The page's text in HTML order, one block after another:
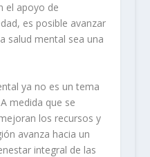
el apoyo de
es posible avanzar
salud mental sea una
ya no es un tema
medida que se
los recursos y
avanza hacia un
integral de las